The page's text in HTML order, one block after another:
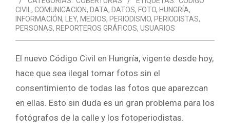
CIVIL , COMUNICACION, DATA, DATOS, FOTO, HUNGRÍA,
INFORMACIÓN, LEY, MEDIOS, PERIODISMO, PERIODISTAS,
PERSONAS, REPORTEROS GRÁFICOS, USUARIOS
El nuevo Código Civil en Hungría, vigente desde hoy,
hace que sea ilegal tomar fotos sin el
consentimiento de todas las fotos que aparezcan
en ellas. Esto sin duda es un gran problema para los
fotógrafos de la calle y los fotoperiodistas.